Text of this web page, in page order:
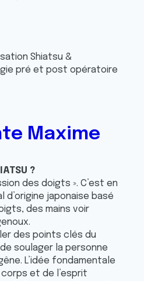
Shiatsu &
pré et post opératoire
Maxime
?
des doigts ». C’est en
japonaise basé
des mains voir
des points clés du
soulager la personne
L’idée fondamentale
et de l’esprit